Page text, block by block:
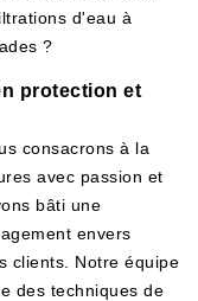
d'eau à
?
protection et
consacrons à la
avec passion et
bâti une
envers
clients. Notre équipe
des techniques de